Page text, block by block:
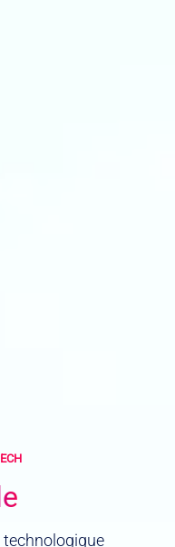
technologique